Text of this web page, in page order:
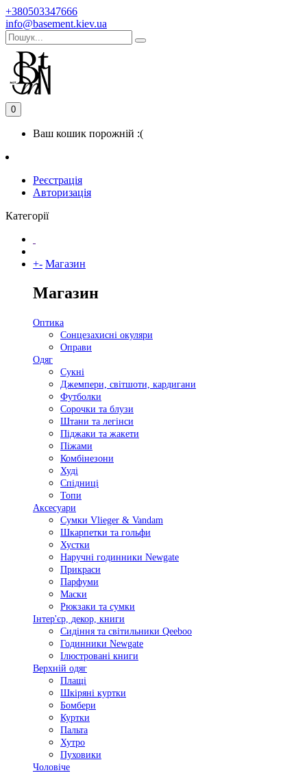
+380503347666
info@basement.kiev.ua
0
Ваш кошик порожній :(
Реєстрація
Авторизація
Категорії
+- Магазин
Магазин
Оптика
Сонцезахисні окуляри
Оправи
Одяг
Сукні
Джемпери, світшоти, кардигани
Футболки
Сорочки та блузи
Штани та легінси
Піджаки та жакети
Піжами
Комбінезони
Худі
Спідниці
Топи
Аксесуари
Сумки Vlieger & Vandam
Шкарпетки та гольфи
Хустки
Наручні годинники Newgate
Прикраси
Парфуми
Маски
Рюкзаки та сумки
Інтер'єр, декор, книги
Сидіння та світильники Qeeboo
Годинники Newgate
Ілюстровані книги
Верхній одяг
Плащі
Шкіряні куртки
Бомбери
Куртки
Пальта
Хутро
Пуховики
Чоловіче